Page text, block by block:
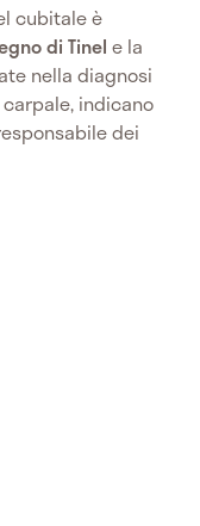
cubitale è
di Tinel e la
nella diagnosi
indicano
dei